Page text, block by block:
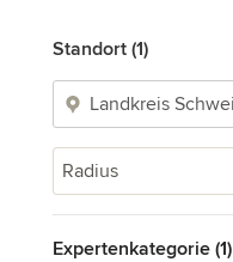
Standort (1)
Radius
Expertenkategorie (1)